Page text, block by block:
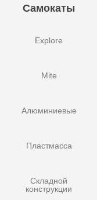
Самокаты
Explore
Mite
Алюминиевые
Пластмасса
Складной
конструкции